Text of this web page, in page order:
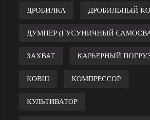
ДРОБИЛКА ДРОБИЛЬНЫЙ
ДУМПЕР (ГУСУНИЧНЫЙ
ЗАХВАТ КАРЬЕРНЫЙ
КОВШ КОМПРЕССОР
КУЛЬТИВАТОР